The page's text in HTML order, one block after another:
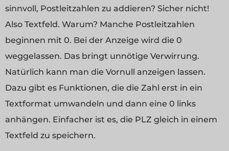
sinnvoll, Postleitzahlen zu addieren? Sicher nicht!
Also Textfeld. Warum? Manche Postleitzahlen
beginnen mit 0. Bei der Anzeige wird die 0
weggelassen. Das bringt unnötige Verwirrung.
Natürlich kann man die Vornull anzeigen lassen.
Dazu gibt es Funktionen, die die Zahl erst in ein
Textformat umwandeln und dann eine 0 links
anhängen. Einfacher ist es, die PLZ gleich in einem
Textfeld zu speichern.